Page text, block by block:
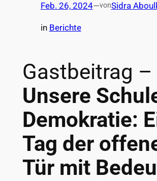
Feb. 26, 2024—vonSidra
in Berichte
Gastbeitrag –
Unsere
Demokratie:
Tag der
Tür mit